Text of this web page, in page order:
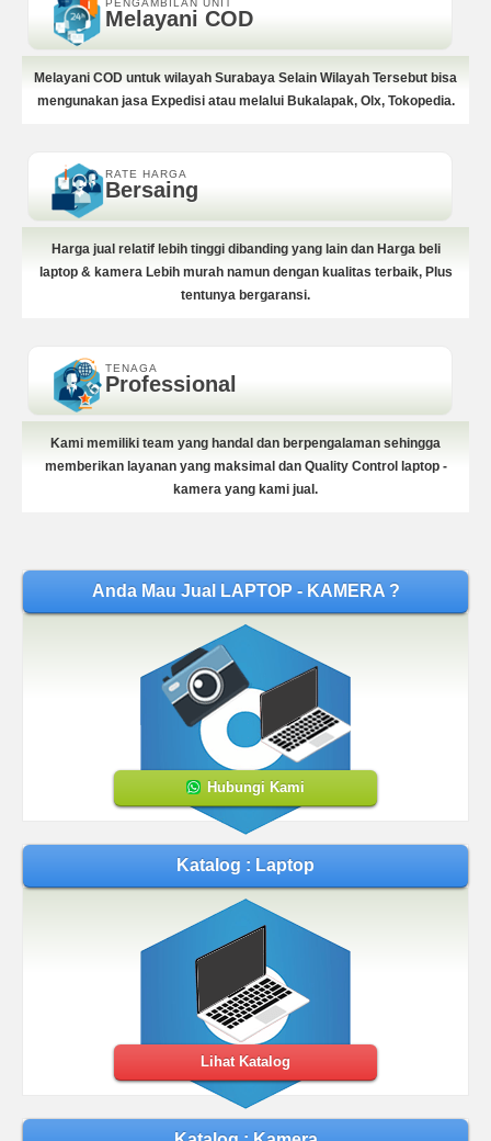
Melayani COD
Melayani COD untuk wilayah Surabaya Selain Wilayah Tersebut bisa
mengunakan jasa Expedisi atau melalui Bukalapak, Olx, Tokopedia.
RATE HARGA
Bersaing
Harga jual relatif lebih tinggi dibanding yang lain dan Harga beli
laptop & kamera Lebih murah namun dengan kualitas terbaik, Plus
tentunya bergaransi.
TENAGA
Professional
Kami memiliki team yang handal dan berpengalaman sehingga
memberikan layanan yang maksimal dan Quality Control laptop -
kamera yang kami jual.
Anda Mau Jual LAPTOP - KAMERA ?
Hubungi Kami
Katalog : Laptop
Lihat Katalog